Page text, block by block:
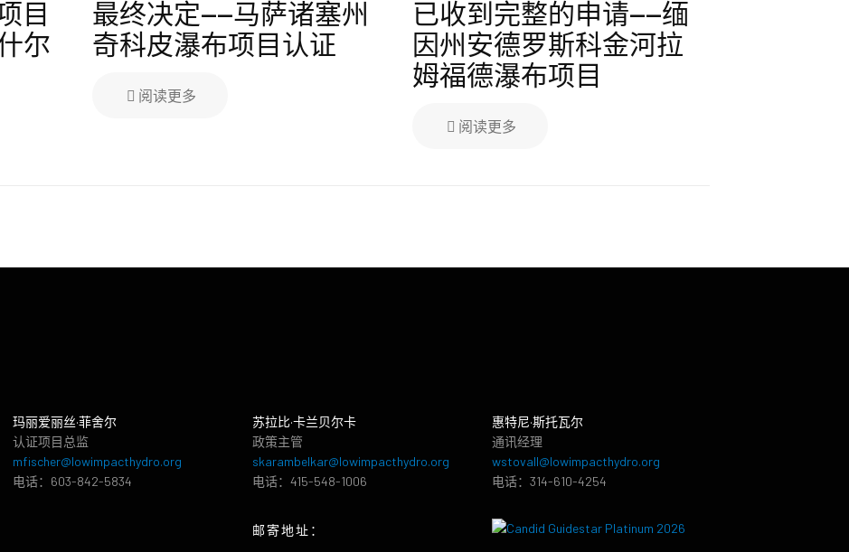
目
尔
最终决定——马萨诸塞州
奇科皮瀑布项目认证
阅读更多
已收到完整的申请——缅
因州安德罗斯科金河拉
姆福德瀑布项目
阅读更多
玛丽爱丽丝·菲舍尔
认证项目总监
mfischer@lowimpacthydro.org
电话：603-842-5834
苏拉比·卡兰贝尔卡
政策主管
skarambelkar@lowimpacthydro.org
电话：415-548-1006
邮寄地址：
惠特尼·斯托瓦尔
通讯经理
wstovall@lowimpacthydro.org
电话：314-610-4254